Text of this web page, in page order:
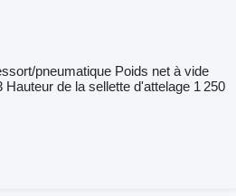
pneumatique Poids net à vide
Hauteur de la sellette d'attelage 1 250